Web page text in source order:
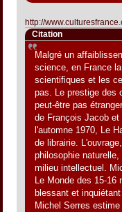
http://
Citation
Malgré un
science, en France
scientifiques et les
pas. Le prestige des
peut-être pas
de François Jacob
l'automne 1970, Le
de librairie.
philosophie
milieu intellectuel.
Le Monde des 15-
blessant et
Michel Serres